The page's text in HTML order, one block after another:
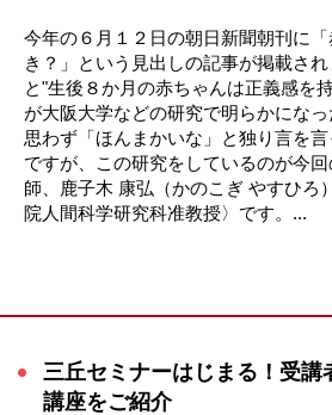
今年の６月１２日の朝日新聞朝刊に
き？」という見出しの記事が掲載さ
と"生後８か月の赤ちゃんは正義感を
が大阪大学などの研究で明らかになっ
思わず「ほんまかいな」と独り言を
ですが、この研究をしているのが今
師、鹿子木 康弘（かのこぎ やすひろ
院人間科学研究科准教授〉です。...
三丘セミナーはじまる！受講
講座をご紹介